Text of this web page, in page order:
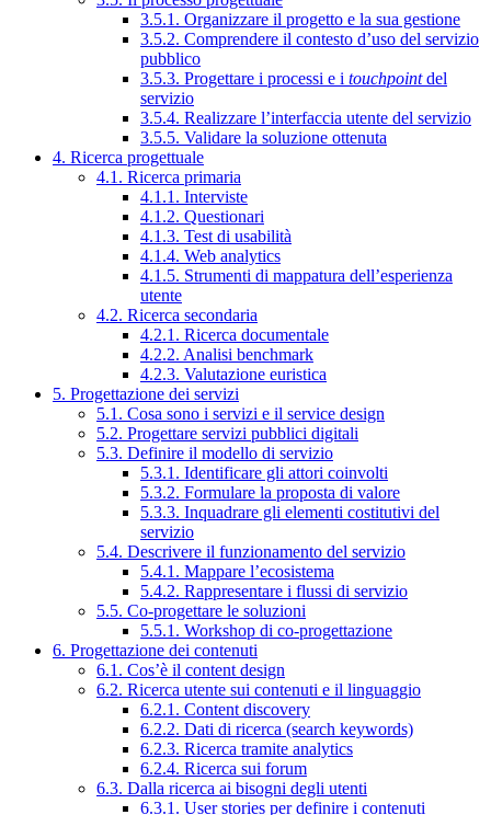
3.5.1. Organizzare il progetto e la sua gestione
3.5.2. Comprendere il contesto d’uso del servizio
pubblico
3.5.3. Progettare i processi e i touchpointdel
servizio
3.5.4. Realizzare l’interfaccia utente del servizio
3.5.5. Validare la soluzione ottenuta
4. Ricerca progettuale
4.1. Ricerca primaria
4.1.1. Interviste
4.1.2. Questionari
4.1.3. Test di usabilità
4.1.4. Web analytics
4.1.5. Strumenti di mappatura dell’esperienza
utente
4.2. Ricerca secondaria
4.2.1. Ricerca documentale
4.2.2. Analisi benchmark
4.2.3. Valutazione euristica
5. Progettazione dei servizi
5.1. Cosa sono i servizi e il service design
5.2. Progettare servizi pubblici digitali
5.3. Definire il modello di servizio
5.3.1. Identificare gli attori coinvolti
5.3.2. Formulare la proposta di valore
5.3.3. Inquadrare gli elementi costitutivi del
servizio
5.4. Descrivere il funzionamento del servizio
5.4.1. Mappare l’ecosistema
5.4.2. Rappresentare i flussi di servizio
5.5. Co-progettare le soluzioni
5.5.1. Workshop di co-progettazione
6. Progettazione dei contenuti
6.1. Cos’è il content design
6.2. Ricerca utente sui contenuti e il linguaggio
6.2.1. Content discovery
6.2.2. Dati di ricerca (search keywords)
6.2.3. Ricerca tramite analytics
6.2.4. Ricerca sui forum
6.3. Dalla ricerca ai bisogni degli utenti
6.3.1. User stories per definire i contenuti